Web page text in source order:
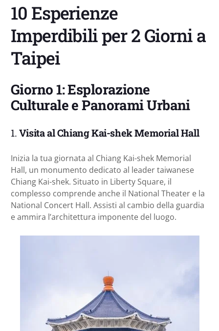
10 Esperienze
Imperdibili per 2 Giorni a
Taipei
Giorno 1: Esplorazione
Culturale e Panorami Urbani
1.Visita al Chiang Kai-shek Memorial Hall
Inizia la tua giornata al Chiang Kai-shek Memorial
Hall, un monumento dedicato al leader taiwanese
Chiang Kai-shek. Situato in Liberty Square, il
complesso comprende anche il National Theater e la
National Concert Hall. Assisti al cambio della guardia
e ammira l’architettura imponente del luogo.